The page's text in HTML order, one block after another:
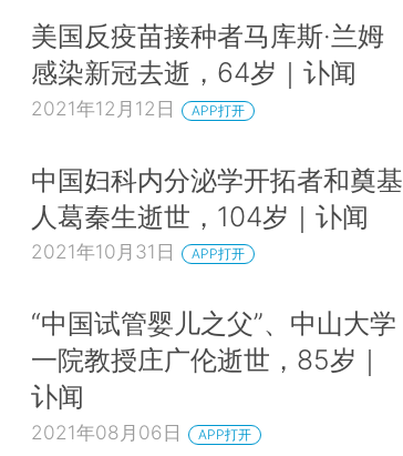
美国反疫苗接种者马库斯·兰姆
感染新冠去逝，64岁｜讣闻
2021年12月12日 APP打开
中国妇科内分泌学开拓者和奠基
人葛秦生逝世，104岁｜讣闻
2021年10月31日 APP打开
“中国试管婴儿之父”、中山大学
一院教授庄广伦逝世，85岁｜
讣闻
2021年08月06日 APP打开